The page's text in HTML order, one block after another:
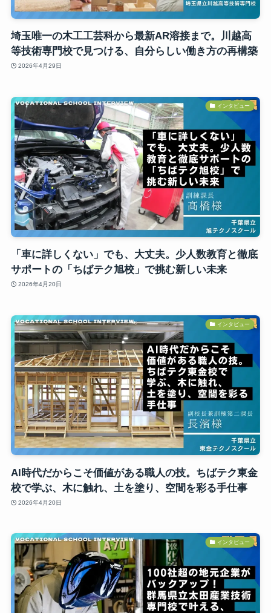
埼玉唯一の木工工芸科から最新AR溶接まで。川越高
等技術専門校で見つける、自分らしい働き方の再構築
2026年4月29日
インタビュー
「車に詳しくない」でも、大丈夫。少人数教育と徹底
サポートの「ちばテク旭校」で挑む新しい未来
2026年4月20日
インタビュー
AI時代だからこそ価値がある職人の技。ちばテク東金
校で学ぶ、木に触れ、土を塗り、空間を彩る手仕事
2026年4月20日
インタビュー